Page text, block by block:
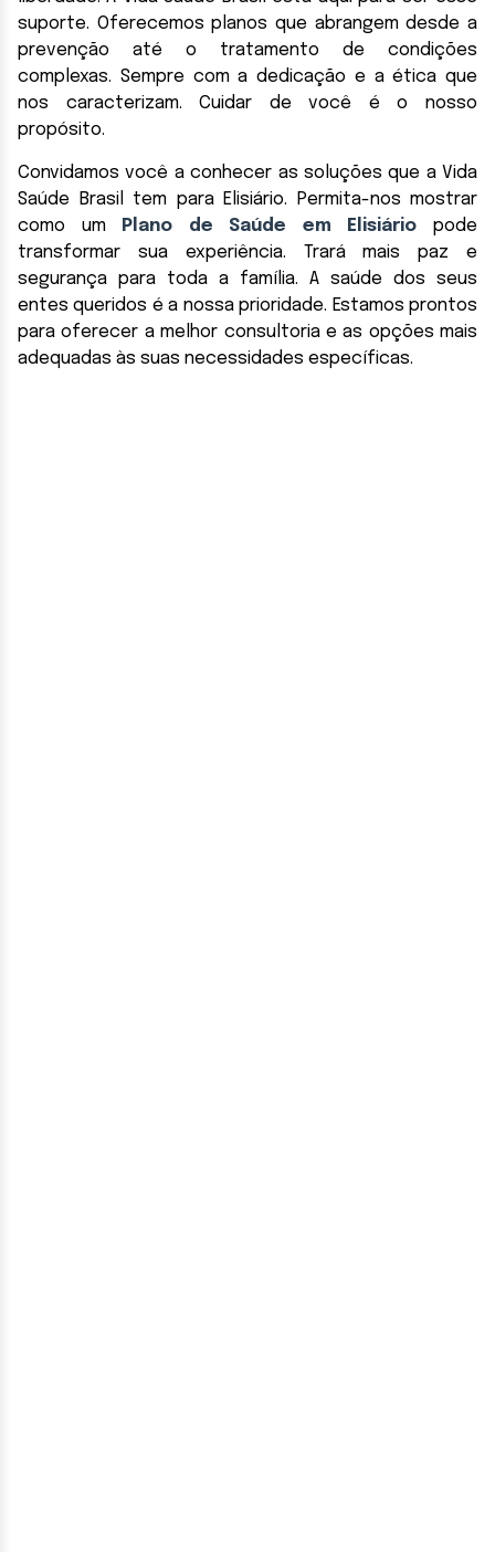
suporte. Oferecemos planos que abrangem desde a
prevenção até o tratamento de condições
complexas. Sempre com a dedicação e a ética que
nos caracterizam. Cuidar de você é o nosso
propósito.
Convidamos você a conhecer as soluções que a Vida
Saúde Brasil tem para Elisiário. Permita-nos mostrar
como um
Plano de Saúde em Elisiário pode
transformar sua experiência. Trará mais paz e
segurança para toda a família. A saúde dos seus
entes queridos é a nossa prioridade. Estamos prontos
para oferecer a melhor consultoria e as opções mais
adequadas às suas necessidades específicas.